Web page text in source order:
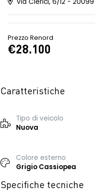
Prezzo Renord
€28.100
Caratteristiche
Tipo di veicolo
Nuova
Colore esterno
Grigio Cassiopea
Specifiche tecniche